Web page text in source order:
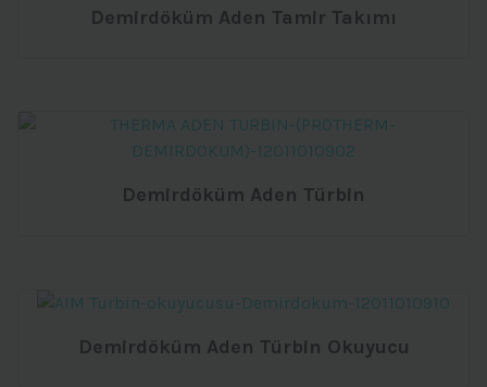
Demirdöküm Aden Tamir Takımı
Demirdöküm Aden Türbin
Demirdöküm Aden Türbin Okuyucu